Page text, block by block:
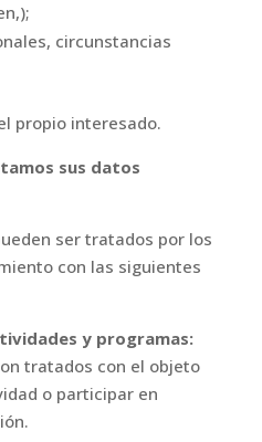
circunstancias
propio interesado.
sus datos
ser tratados por los
con las siguientes
y programas:
tratados con el objeto
o participar en